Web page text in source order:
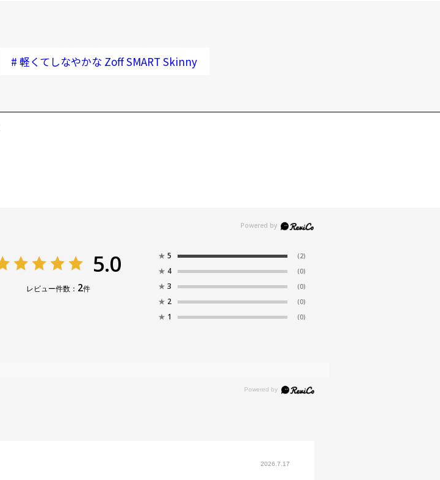
# 軽くてしなやかな Zoff SMART Skinny
5.0
レビュー件数： 2件
★ 5 (2)
★ 4 (0)
★ 3 (0)
★ 2 (0)
★ 1 (0)
2026.7.17